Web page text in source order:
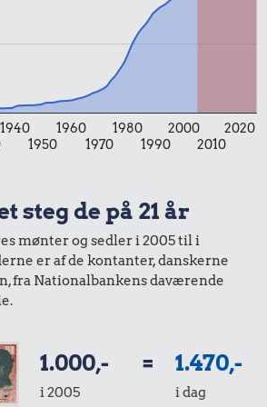
4,14 kr. 289 kr.
21 kr.
Is
13 kr.
1 kg kartofler
8,98 kr.
rødbeder
221 kr.
Bukser
1940
1950
1960
1970
1980
1990
2000
2010
2020
steg de på 21 år
mønter og sedler i 2005 til i
er af de kontanter, danskerne
fra Nationalbankens daværende
1.000,-
i 2005
= 1.470,-
i dag